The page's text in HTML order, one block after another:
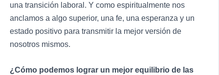
una transición laboral. Y como espiritualmente nos
anclamos a algo superior, una fe, una esperanza y un
estado positivo para transmitir la mejor versión de
nosotros mismos.
¿Cómo podemos lograr un mejor equilibrio de las